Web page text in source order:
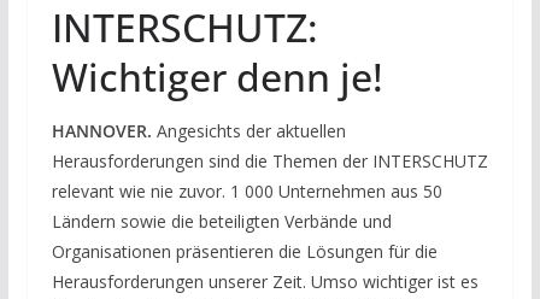
INTERSCHUTZ:
Wichtiger denn je!
HANNOVER. Angesichts der aktuellen
Herausforderungen sind die Themen der INTERSCHUTZ
relevant wie nie zuvor. 1 000 Unternehmen aus 50
Ländern sowie die beteiligten Verbände und
Organisationen präsentieren die Lösungen für die
Herausforderungen unserer Zeit. Umso wichtiger ist es